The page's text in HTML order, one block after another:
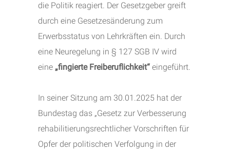
die Politik reagiert. Der Gesetzgeber greift
durch eine Gesetzesänderung zum
Erwerbsstatus von Lehrkräften ein. Durch
eine Neuregelung in § 127 SGB IV wird
eine „fingierte Freiberuflichkeit“ eingeführt.
In seiner Sitzung am 30.01.2025 hat der
Bundestag das „Gesetz zur Verbesserung
rehabilitierungsrechtlicher Vorschriften für
Opfer der politischen Verfolgung in der